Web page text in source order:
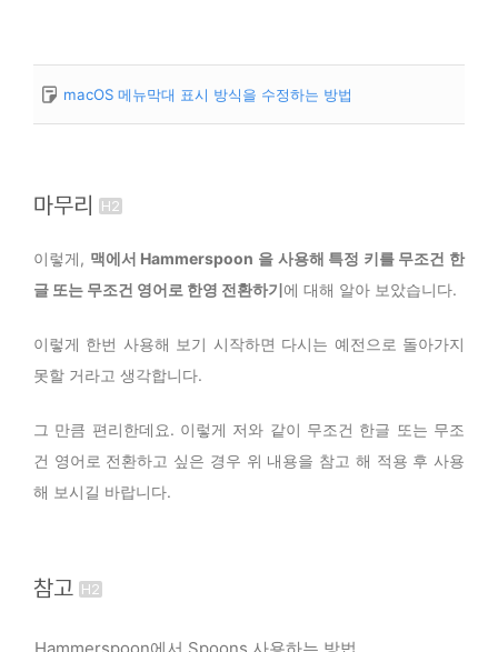
하다면, 다음과 같이 코드를 수정하면 됩니다:
함수가 실행됩니다. 이렇게 설정하면 cmd 단일 키를
사용하여 영어 입력 모드로 전환할 수 있습니다.
세부적인 키 매핑과 수정을 할 수 있는 도구인 Karabin
위의 코드는 특정 단축키를 설정하는 것이므로 기본
다.
하지만 앞선 내용에도 언급했듯 다른 키와 조합 시
충돌이 발생하거나 작업의 흐름에 방해가 될 수 있으
macOS 메뉴막대 표시 방식을 수정하는 방법
마무리
이렇게, 맥에서 Hammerspoon 을 사용해 특정 키를 무조건 한
글 또는 무조건 영어로 한영 전환하기에 대해 알아 보았습니다.
이렇게 한번 사용해 보기 시작하면 다시는 예전으로 돌아가지
못할 거라고 생각합니다.
그 만큼 편리한데요. 이렇게 저와 같이 무조건 한글 또는 무조
건 영어로 전환하고 싶은 경우 위 내용을 참고 해 적용 후 사용
해 보시길 바랍니다.
참고